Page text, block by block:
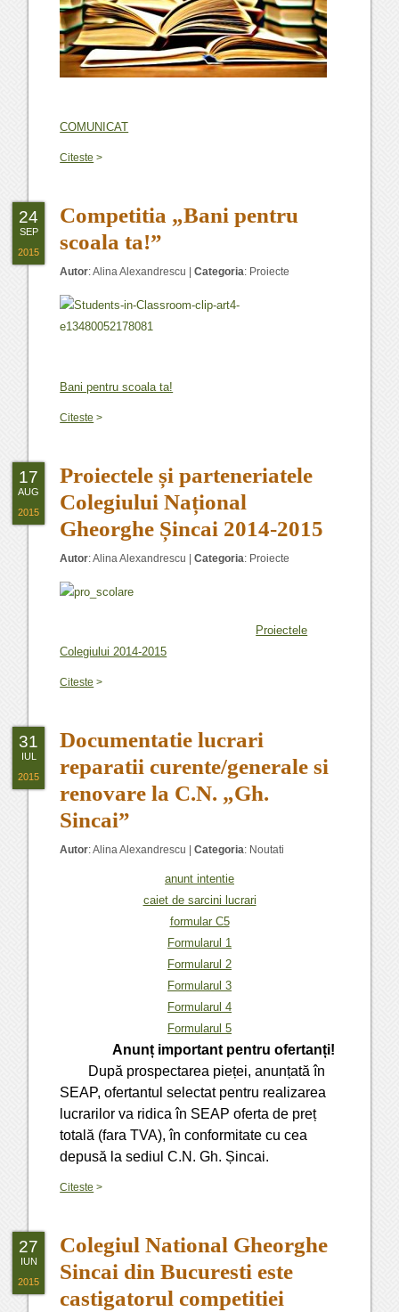
COMUNICAT
Citeste >
Competitia „Bani pentru
scoala ta!”
Autor:Alina Alexandrescu |Categoria: Proiecte
Bani pentru scoala ta!
Citeste >
24
SEP
2015
Proiectele și parteneriatele
Colegiului Național
Gheorghe Șincai 2014-2015
Autor:Alina Alexandrescu |Categoria: Proiecte
Proiectele
Colegiului 2014-2015
Citeste >
17
AUG
2015
Documentatie lucrari
reparatii curente/generale si
renovare la C.N. „Gh.
Sincai”
Autor:Alina Alexandrescu |Categoria: Noutati
anunt intentie
caiet de sarcini lucrari
formular C5
Formularul 1
Formularul 2
Formularul 3
Formularul 4
Formularul 5
Anunț important pentru ofertanți!
După prospectarea pieței, anunțată în
SEAP, ofertantul selectat pentru realizarea
lucrarilor va ridica în SEAP oferta de preț
totală (fara TVA), în conformitate cu cea
depusă la sediul C.N. Gh. Șincai.
Citeste >
31
IUL
2015
Colegiul National Gheorghe
Sincai din Bucuresti este
castigatorul competitiei
27
IUN
2015